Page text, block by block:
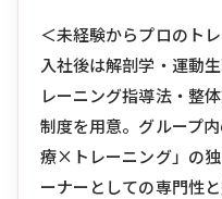
＜未経験からプロのト
入社後は解剖学・運動
レーニング指導法・整
制度を用意。グループ
療×トレーニング」の
ーナーとしての専門性